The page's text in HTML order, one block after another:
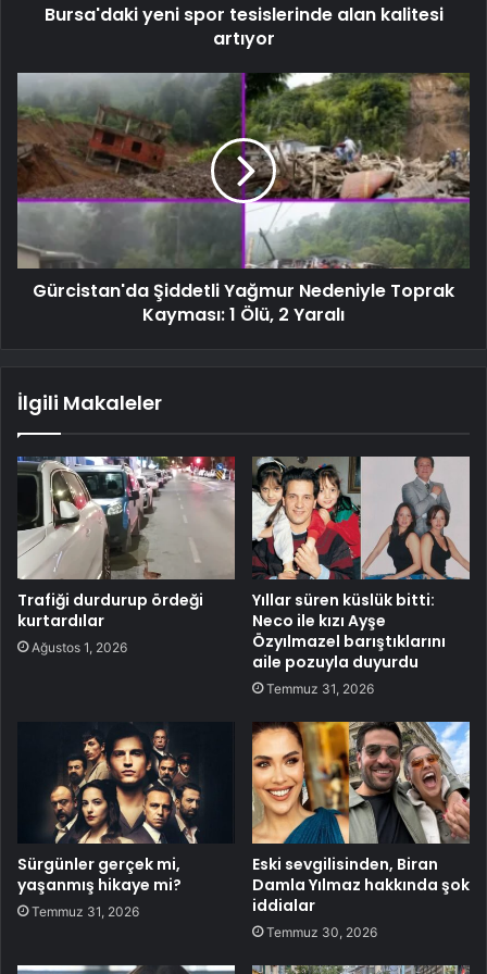
Bursa'daki yeni spor tesislerinde alan kalitesi
artıyor
Gürcistan'da Şiddetli Yağmur Nedeniyle Toprak
Kayması: 1 Ölü, 2 Yaralı
İlgili Makaleler
Trafiği durdurup ördeği
kurtardılar
Ağustos 1, 2026
Yıllar süren küslük bitti:
Neco ile kızı Ayşe
Özyılmazel barıştıklarını
aile pozuyla duyurdu
Temmuz 31, 2026
Sürgünler gerçek mi,
yaşanmış hikaye mi?
Temmuz 31, 2026
Eski sevgilisinden, Biran
Damla Yılmaz hakkında şok
iddialar
Temmuz 30, 2026